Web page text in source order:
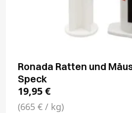
Ronada Ratten und
Speck
19,95€
(665 € / kg)